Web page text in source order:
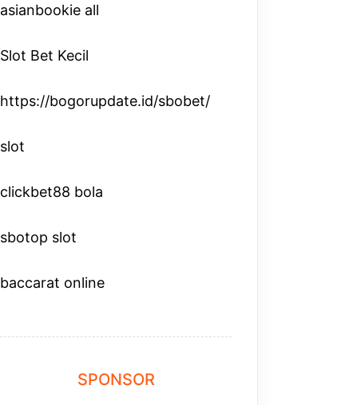
asianbookie all
Slot Bet Kecil
https://bogorupdate.id/sbobet/
slot
clickbet88 bola
sbotop slot
baccarat online
SPONSOR